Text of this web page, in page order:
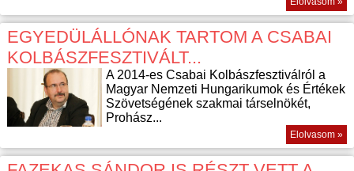
EGYEDÜLÁLLÓNAK TARTOM A CSABAI
KOLBÁSZFESZTIVÁLT...
A 2014-es Csabai Kolbászfesztiválról a
Magyar Nemzeti Hungarikumok és Értékek
Szövetségének szakmai társelnökét,
Prohász...
Elolvasom »